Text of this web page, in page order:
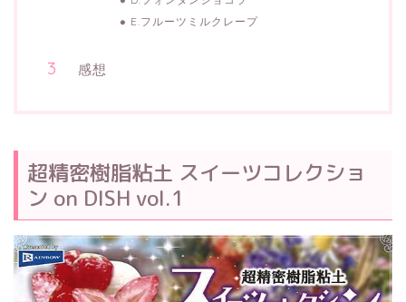
E.フルーツミルクレープ
感想
超精密樹脂粘土 スイーツコレクショ
ン on DISH vol.1